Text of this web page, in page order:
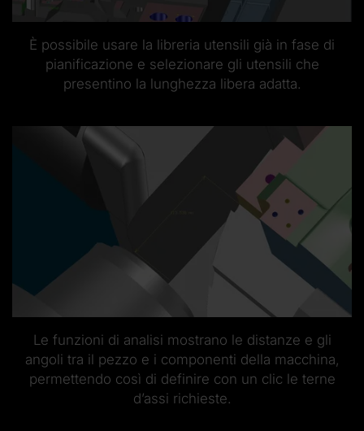
È possibile usare la libreria utensili già in fase di
pianificazione e selezionare gli utensili che
presentino la lunghezza libera adatta.
Le funzioni di analisi mostrano le distanze e gli
angoli tra il pezzo e i componenti della macchina,
permettendo così di definire con un clic le terne
d’assi richieste.